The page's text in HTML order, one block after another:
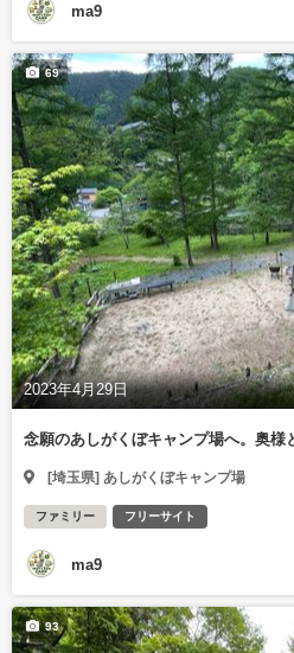
ma9
2023年4月29日
69
念願のあしがくぼキャンプ場へ。奥様
[埼玉県] あしがくぼキャンプ場
ファミリー フリーサイト
ma9
93